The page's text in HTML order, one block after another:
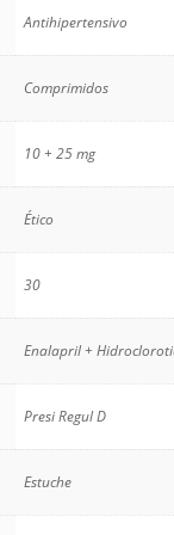
Antihipertensivo
Comprimidos
10 + 25 mg
Ético
30
Enalapril +
Presi Regul D
Estuche